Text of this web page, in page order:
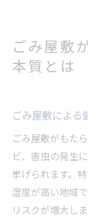
ごみ屋敷
本質とは
ごみ屋敷による
ごみ屋敷がもた
ビ、害虫の発生
挙げられます。
湿度が高い地域
リスクが増大しま